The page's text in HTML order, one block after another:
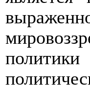
политики